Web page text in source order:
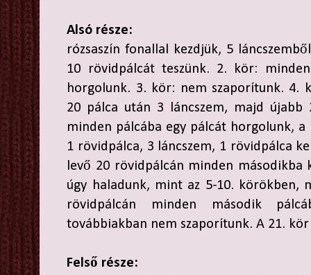
Alsó része:
rózsaszín fonallal kezdjük, 5
10 rövidpálcát teszünk. 2. kör:
horgolunk. 3. kör: nem szaporítunk. 4.
20 pálca után 3 láncszem, majd újabb
minden pálcába egy pálcát horgolunk, a
1 rövidpálca, 3 láncszem, 1 rövidpálca
levő 20 rövidpálcán minden
úgy haladunk, mint az 5-10. körökben,
rövidpálcán minden második
továbbiakban nem szaporítunk. A 21.
Felső része: